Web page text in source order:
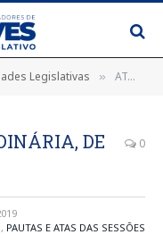
Legislativas » ATA DA 41ª SESSÃO ORDINÁRIA, DE 29 DE AGOSTO DE 2019
DE
0
, PAUTAS E ATAS DAS SESSÕES